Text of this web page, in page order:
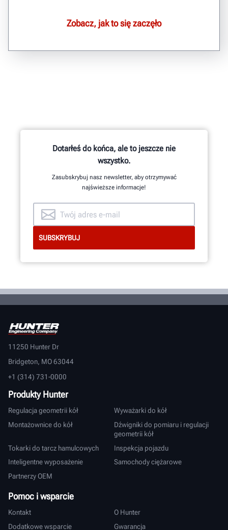
Zobacz, jak to się zaczęło
Dotarłeś do końca, ale to jeszcze nie
wszystko.
Zasubskrybuj nasz newsletter, aby otrzymywać
najświeższe informacje!
11250 Hunter Dr
Bridgeton, MO 63044
+1 (314) 731-0000
Produkty Hunter
Regulacja geometrii kół
Wyważarki do kół
Montażownice do kół
Dźwigniki do pomiaru i regulacji
geometrii kół
Tokarki do tarcz hamulcowych
Inspekcja pojazdu
Inteligentne wyposażenie
Samochody ciężarowe
Partnerzy OEM
Pomoc i wsparcie
Kontakt
O Hunter
Dodatkowe wsparcie
Gwarancja